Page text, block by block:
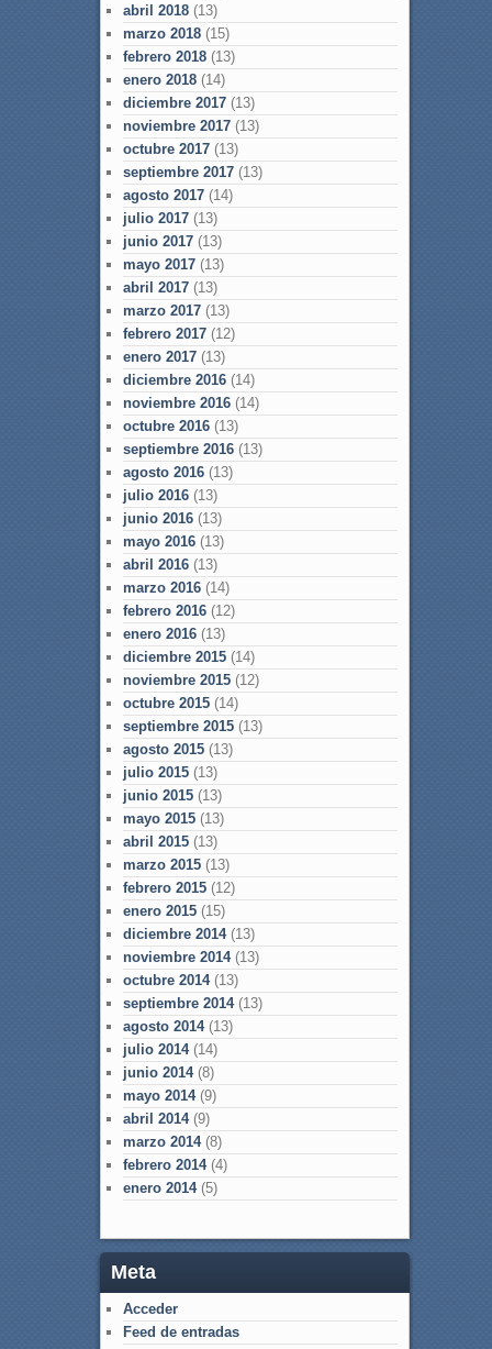
abril 2018(13)
marzo 2018(15)
febrero 2018(13)
enero 2018(14)
diciembre 2017(13)
noviembre 2017(13)
octubre 2017(13)
septiembre 2017(13)
agosto 2017(14)
julio 2017(13)
junio 2017(13)
mayo 2017(13)
abril 2017(13)
marzo 2017(13)
febrero 2017(12)
enero 2017(13)
diciembre 2016(14)
noviembre 2016(14)
octubre 2016(13)
septiembre 2016(13)
agosto 2016(13)
julio 2016(13)
junio 2016(13)
mayo 2016(13)
abril 2016(13)
marzo 2016(14)
febrero 2016(12)
enero 2016(13)
diciembre 2015(14)
noviembre 2015(12)
octubre 2015(14)
septiembre 2015(13)
agosto 2015(13)
julio 2015(13)
junio 2015(13)
mayo 2015(13)
abril 2015(13)
marzo 2015(13)
febrero 2015(12)
enero 2015(15)
diciembre 2014(13)
noviembre 2014(13)
octubre 2014(13)
septiembre 2014(13)
agosto 2014(13)
julio 2014(14)
junio 2014(8)
mayo 2014(9)
abril 2014(9)
marzo 2014(8)
febrero 2014(4)
enero 2014(5)
Meta
Acceder
Feed de entradas